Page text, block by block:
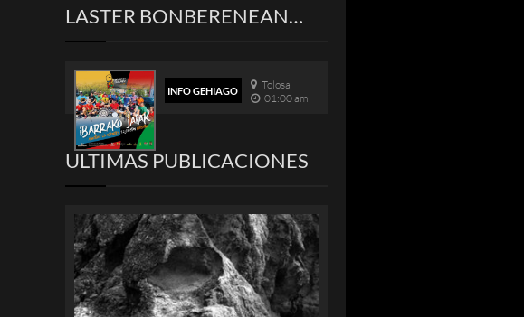
LASTER BONBERENEAN…
INFO GEHIAGO
Tolosa
01:00 am
ULTIMAS PUBLICACIONES